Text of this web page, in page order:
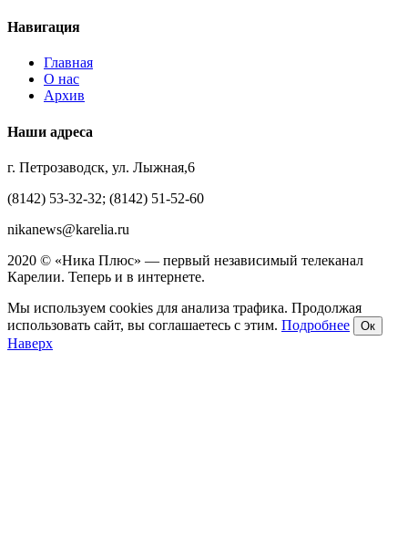
Навигация
Главная
О нас
Архив
Наши адреса
г. Петрозаводск, ул. Лыжная,6
(8142) 53-32-32; (8142) 51-52-60
nikanews@karelia.ru
2020 © «Ника Плюс» — первый независимый телеканал
Карелии. Теперь и в интернете.
Мы используем cookies для анализа трафика. Продолжая
использовать сайт, вы соглашаетесь с этим. Подробнее Ок
Наверх